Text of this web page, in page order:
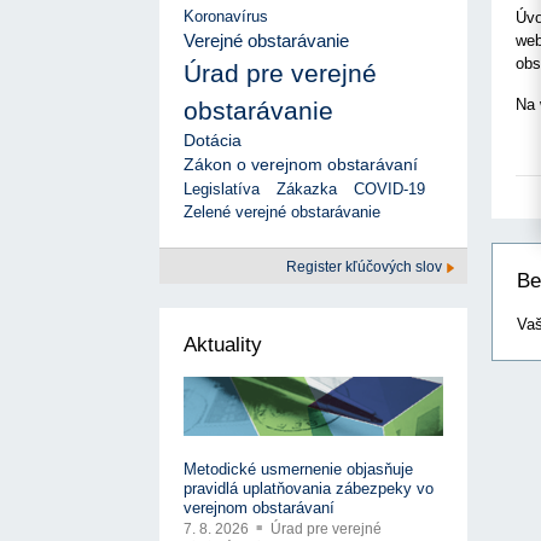
ÚVO automatizuje zápis do Zoznamu
hospodárskych subjektov
17. 7. 2026
Úrad pre verejné obstarávanie
Týždenný súhrn výstupov ÚVO za 27. týždeň
17. 7. 2026
Úrad pre verejné obstarávanie
8. 7. 2026
Otvorenie výzvy na
14. 11. 2025
Tretia výzva v Interreg
Koronavírus
Verejné obstarávanie
Úrad pre verejné
obstarávanie
Dotácia
Zákon o verejnom obstarávaní
Legislatíva
Zákazka
COVID-19
Zelené verejné obstarávanie
Register kľúčových slov
Aktuality
Metodické usmernenie objasňuje
pravidlá uplatňovania zábezpeky vo
verejnom obstarávaní
7. 8. 2026
Úrad pre verejné